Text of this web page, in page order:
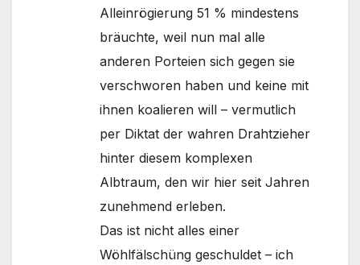
Alleinrögierung 51 % mindestens
bräuchte, weil nun mal alle
anderen Porteien sich gegen sie
verschworen haben und keine mit
ihnen koalieren will – vermutlich
per Diktat der wahren Drahtzieher
hinter diesem komplexen
Albtraum, den wir hier seit Jahren
zunehmend erleben.
Das ist nicht alles einer
Wöhlfälschüng geschuldet – ich